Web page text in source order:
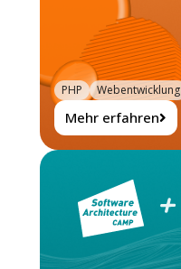
Mehr erfahren
PHP Webentwicklung